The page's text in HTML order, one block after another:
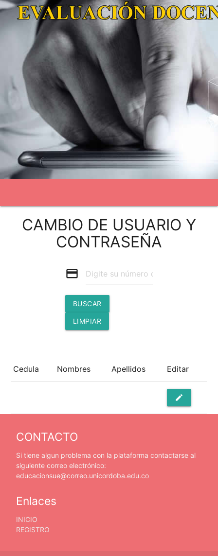
CAMBIO DE USUARIO Y
CONTRASEÑA
credit_card
BUSCAR
LIMPIAR
Cedula Nombres Apellidos Editar
edit
CONTACTO
Si tiene algun problema con la plataforma contactarse al
siguiente correo electrónico:
educacionsue@correo.unicordoba.edu.co
Enlaces
INICIO
REGISTRO